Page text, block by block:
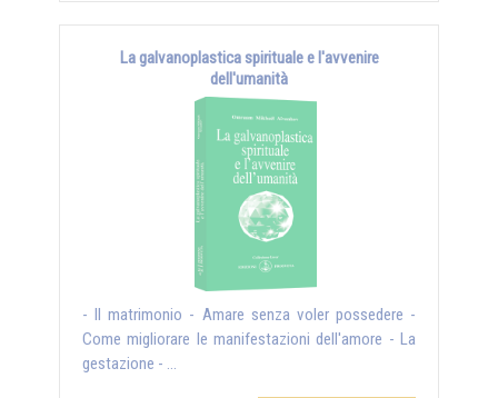
La galvanoplastica spirituale e l'avvenire
dell'umanità
- Il matrimonio - Amare senza voler possedere -
Come migliorare le manifestazioni dell'amore - La
gestazione - ...